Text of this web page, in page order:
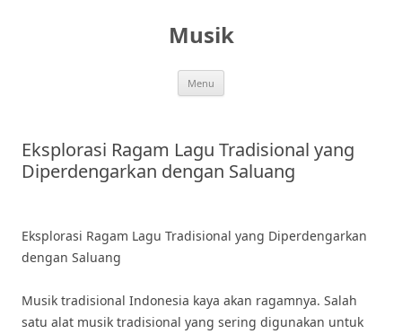
Musik
Menu
Eksplorasi Ragam Lagu Tradisional yang
Diperdengarkan dengan Saluang
Eksplorasi Ragam Lagu Tradisional yang Diperdengarkan
dengan Saluang
Musik tradisional Indonesia kaya akan ragamnya. Salah
satu alat musik tradisional yang sering digunakan untuk